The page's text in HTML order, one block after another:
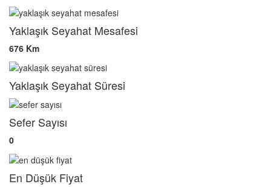
Yaklaşık Seyahat Mesafesi
676 Km
Yaklaşık Seyahat Süresi
Sefer Sayısı
0
En Düşük Fiyat